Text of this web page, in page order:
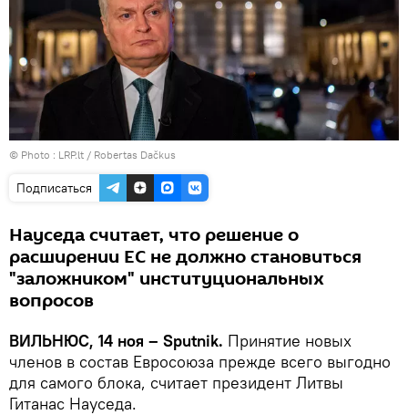
© Photo : LRP.lt / Robertas Dačkus
Подписаться
Науседа считает, что решение о
расширении ЕС не должно становиться
"заложником" институциональных
вопросов
ВИЛЬНЮС, 14 ноя – Sputnik. Принятие новых
членов в состав Евросоюза прежде всего выгодно
для самого блока, считает президент Литвы
Гитанас Науседа.